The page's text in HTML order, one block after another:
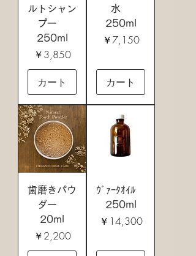
ルトシャン
プー
250ml
価格
￥3,850
カート
水
250ml
価格
￥7,150
カート
歯磨きパウ
ダー
20ml
価格
￥2,200
ｳﾞｧｰﾀｵｲﾙ
250ml
価格
￥14,300